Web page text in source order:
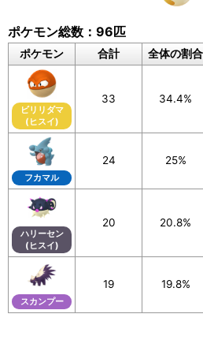
より正確な集計結果を
注意事項のご確認にご
※「Pokémon GO Tour：シンオ
ント開催期間中の2024年2月24
年2月25日(日) 18時00分までに
象
です。
※上記期間中に入手した5kmタマ
は、全て入力をお願いします。
ポケモン総数：96匹
ポケモン 合計 全体の割合
ビリリダマ
(ヒスイ)
33 34.4%
フカマル
24 25%
ハリーセン
(ヒスイ)
20 20.8%
スカンプー
19 19.8%